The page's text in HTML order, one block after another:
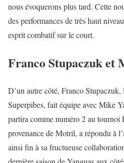
nous évoquerons plus tard. Cette
des performances de très haut
esprit combatif sur le court.
Franco Stupaczuk et
D’un autre côté, Franco Stupaczuk,
Superpibes, fait équipe avec Mike
partira comme numéro 2 au tournoi
provenance de Motril, a répondu à
ainsi fin à sa fructueuse